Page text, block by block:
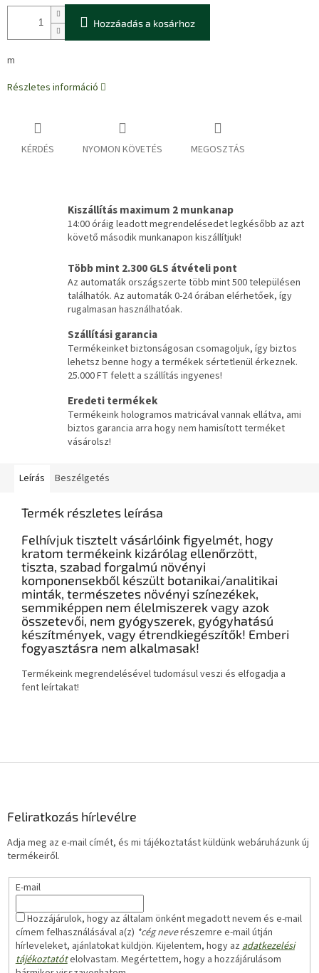
Hozzáadás a kosárhoz
m
Részletes információ
KÉRDÉS NYOMON KÖVETÉS MEGOSZTÁS
Kiszállítás maximum 2 munkanap
14:00 óráig leadott megrendelésedet legkésőbb az azt
követő második munkanapon kiszállítjuk!
Több mint 2.300 GLS átvételi pont
Az automaták országszerte több mint 500 településen
találhatók. Az automaták 0-24 órában elérhetőek, így
rugalmasan használhatóak.
Szállítási garancia
Termékeinket biztonságosan csomagoljuk, így biztos
lehetsz benne hogy a termékek sértetlenül érkeznek.
25.000 FT felett a szállítás ingyenes!
Eredeti termékek
Termékeink hologramos matricával vannak ellátva, ami
biztos garancia arra hogy nem hamisított terméket
vásárolsz!
Leírás Beszélgetés
Termék részletes leírása
Felhívjuk tisztelt vásárlóink figyelmét, hogy
kratom termékeink kizárólag ellenőrzött,
tiszta, szabad forgalmú növényi
komponensekből készült botanikai/analitikai
minták, természetes növényi színezékek,
semmiképpen nem élelmiszerek vagy azok
összetevői, nem gyógyszerek, gyógyhatású
készítmények, vagy étrendkiegészítők! Emberi
fogyasztásra nem alkalmasak!
Termékeink megrendelésével tudomásul veszi és elfogadja a
fent leírtakat!
Feliratkozás hírlevélre
Adja meg az e-mail címét, és mi tájékoztatást küldünk webáruházunk új
termékeiről.
E-mail
Hozzájárulok, hogy az általam önként megadott nevem és e-mail
címem felhasználásával a(z) *cég neverészemre e-mail útján
hírleveleket, ajánlatokat küldjön. Kijelentem, hogy azadatkezelési
tájékoztatótelolvastam. Megértettem, hogy a hozzájárulásom